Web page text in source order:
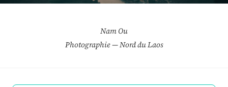
Nam Ou
Photographie — Nord du Laos